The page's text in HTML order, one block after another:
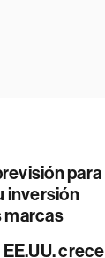
para
inversión
marcas
crece